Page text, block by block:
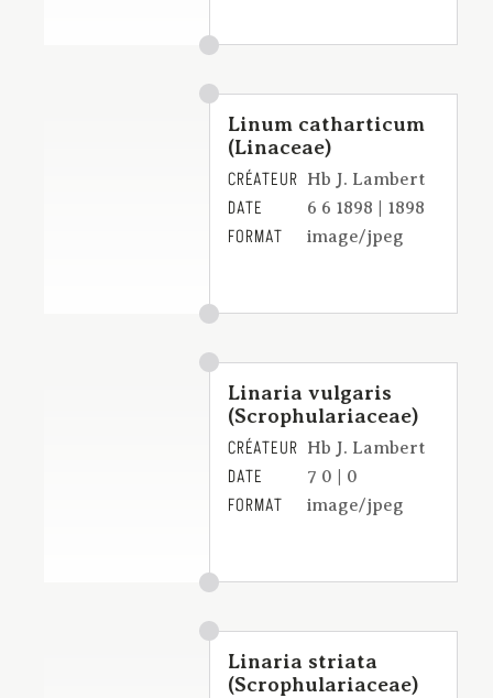
Linum catharticum
(Linaceae)
CRÉATEUR Hb J. Lambert
DATE 6 6 1898 | 1898
FORMAT image/jpeg
Linaria vulgaris
(Scrophulariaceae)
CRÉATEUR Hb J. Lambert
DATE 7 0 | 0
FORMAT image/jpeg
Linaria striata
(Scrophulariaceae)